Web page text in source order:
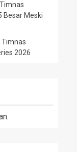
Besar Meski
Timnas
2026